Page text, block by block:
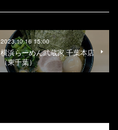
2023.10.16 15:00
横浜らーめん武蔵家 千葉本店
（東千葉）